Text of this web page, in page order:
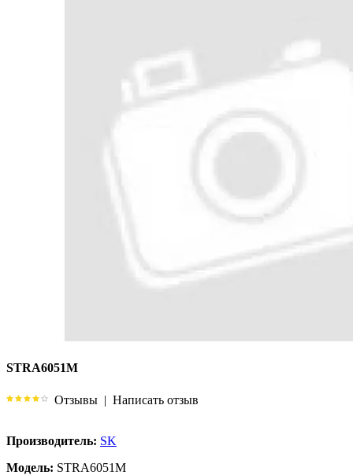
STRA6051M
Отзывы | Написать отзыв
Производитель: SK
Модель: STRA6051M